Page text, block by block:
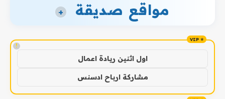
مواقع صديقة +
!
اول اثنين ريادة اعمال
مشاركة ارباح ادسنس